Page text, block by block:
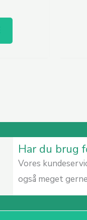
Har du brug
Vores
også meget